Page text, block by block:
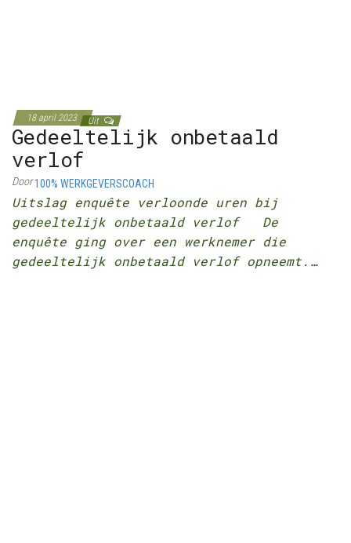
18 april 2023 Uit
Gedeeltelijk onbetaald
verlof
Door100% WERKGEVERSCOACH
Uitslag enquête verloonde uren bij
gedeeltelijk onbetaald verlof De
enquête ging over een werknemer die
gedeeltelijk onbetaald verlof opneemt.…